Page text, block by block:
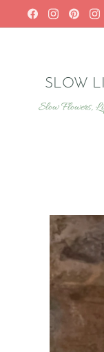
SLOW
Slow Flowers,